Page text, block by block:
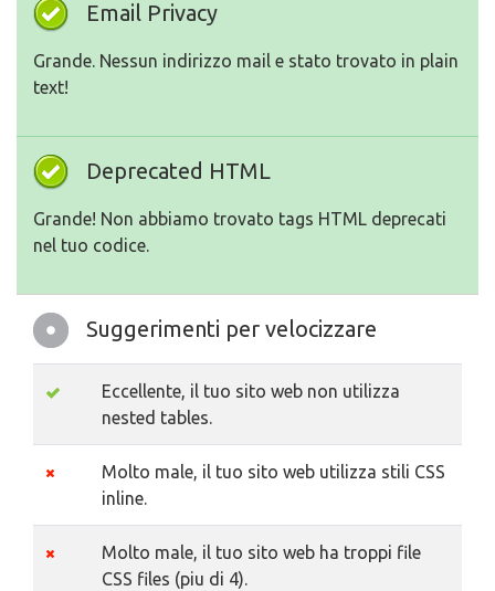
Email Privacy
Grande. Nessun indirizzo mail e stato trovato in plain
text!
Deprecated HTML
Grande! Non abbiamo trovato tags HTML deprecati
nel tuo codice.
Suggerimenti per velocizzare
Eccellente, il tuo sito web non utilizza
nested tables.
Molto male, il tuo sito web utilizza stili CSS
inline.
Molto male, il tuo sito web ha troppi file
CSS files (piu di 4).